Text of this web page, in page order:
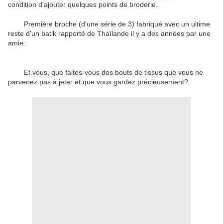
condition d'ajouter quelques points de broderie.
Première broche (d'une série de 3) fabriqué avec un ultime
reste d'un batik rapporté de Thaïlande il y a des années par une
amie:
Et vous, que faites-vous des bouts de tissus que vous ne
parvenez pas à jeter et que vous gardez précieusement?